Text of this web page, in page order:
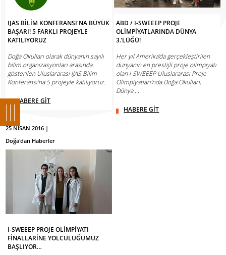
IJAS BİLİM KONFERANSI'NA BÜYÜK
BAŞARI! 5 FARKLI PROJEYLE
KATILIYORUZ
Doğa Okulları olarak dünyanın sayılı
bilim organizasyonları arasında
gösterilen Uluslararası IJAS Bilim
Konferansı'na 5 projeyle katılıyoruz.
HABERE GİT
ABD / I-SWEEEP PROJE
OLİMPİYATLARINDA DÜNYA
3.’LÜĞÜ!
Her yıl Amerika’da gerçekleştirilen
dünyanın en prestijli proje olimpiyatı
olan I-SWEEEP Uluslararası Proje
Olimpiyatları’nda Doğa Okulları,
Dünya ...
HABERE GİT
25 NİSAN 2016 |
Doğa'dan Haberler
I-SWEEEP PROJE OLİMPİYATI
FİNALLARİNE YOLCULUĞUMUZ
BAŞLIYOR…